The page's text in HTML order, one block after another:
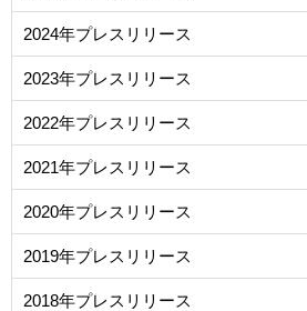
2024年プレスリリース
2023年プレスリリース
2022年プレスリリース
2021年プレスリリース
2020年プレスリリース
2019年プレスリリース
2018年プレスリリース